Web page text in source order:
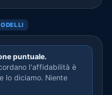
puntuale.
l'affidabilità è
lo diciamo. Niente